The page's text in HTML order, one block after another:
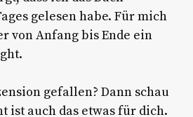
gelesen habe. Für mich
von Anfang bis Ende ein
gefallen? Dann schau
ist auch das etwas für dich.